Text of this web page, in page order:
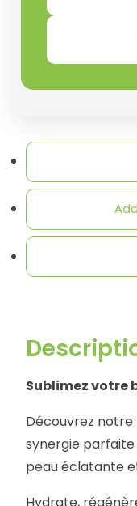
Sublimez votre
Découvrez notre
synergie parfaite
peau éclatante